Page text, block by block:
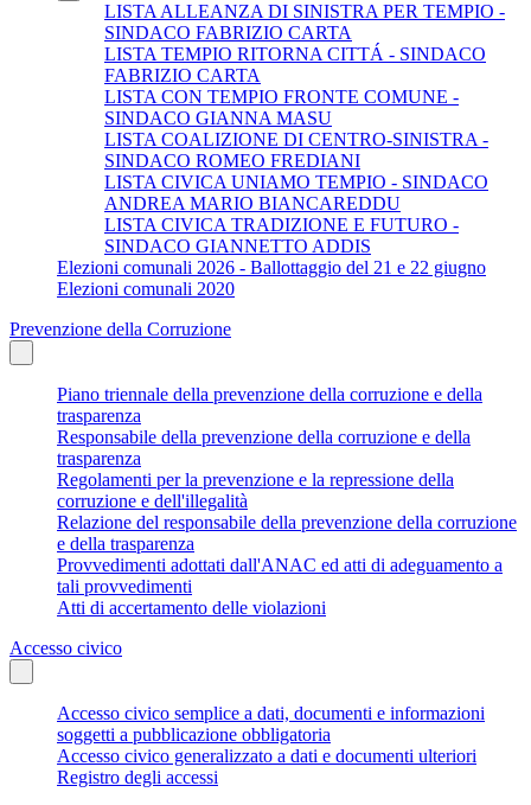
LISTA ALLEANZA DI SINISTRA PER TEMPIO -
SINDACO FABRIZIO CARTA
LISTA TEMPIO RITORNA CITTÁ - SINDACO
FABRIZIO CARTA
LISTA CON TEMPIO FRONTE COMUNE -
SINDACO GIANNA MASU
LISTA COALIZIONE DI CENTRO-SINISTRA -
SINDACO ROMEO FREDIANI
LISTA CIVICA UNIAMO TEMPIO - SINDACO
ANDREA MARIO BIANCAREDDU
LISTA CIVICA TRADIZIONE E FUTURO -
SINDACO GIANNETTO ADDIS
Elezioni comunali 2026 - Ballottaggio del 21 e 22 giugno
Elezioni comunali 2020
Prevenzione della Corruzione
Piano triennale della prevenzione della corruzione e della
trasparenza
Responsabile della prevenzione della corruzione e della
trasparenza
Regolamenti per la prevenzione e la repressione della
corruzione e dell'illegalità
Relazione del responsabile della prevenzione della corruzione
e della trasparenza
Provvedimenti adottati dall'ANAC ed atti di adeguamento a
tali provvedimenti
Atti di accertamento delle violazioni
Accesso civico
Accesso civico semplice a dati, documenti e informazioni
soggetti a pubblicazione obbligatoria
Accesso civico generalizzato a dati e documenti ulteriori
Registro degli accessi